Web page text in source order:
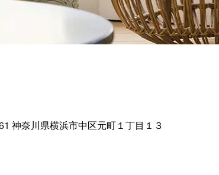
神奈川県横浜市中区元町１丁目１３